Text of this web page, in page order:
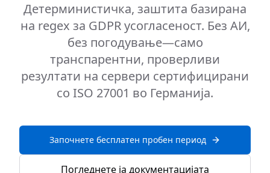
Детерминистичка, заштита базирана
на regex за GDPR усогласеност. Без АИ,
без погодување—само
транспарентни, проверливи
резултати на сервери сертифицирани
со ISO 27001 во Германија.
Започнете бесплатен пробен период
Погледнете ја документацијата